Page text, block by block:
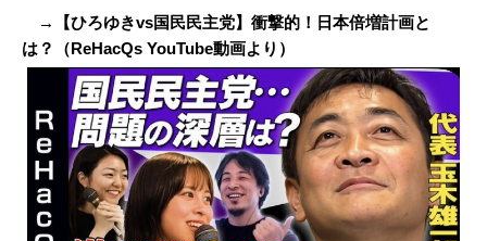
→【ひろゆきvs国民民主党】衝撃的！日本倍増計画と
は？（ReHacQs YouTube動画より）